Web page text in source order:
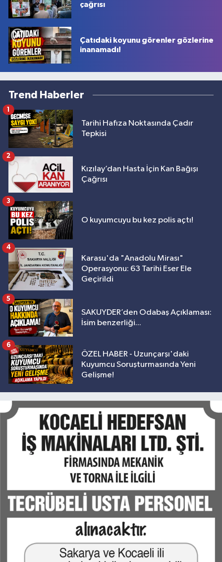
çağrısı
Çatıdaki koyunu görenler gözlerine
inanamadı!
Trend Haberler
Tarihi Hafıza Noktasında Çadır
Tepkisi
1
Kızılay’dan Hasta İçin Kan Bağışı
Çağrısı
2
O kuyumcuyu bu kez polis açtı!
3
Karasu'da "Anadolu Mirası"
Operasyonu: 63 Tarihi Eser Ele
Geçirildi
4
SAKUYDER’den Odabaş Açıklaması:
İsim benzerliği...
5
ÖZEL HABER - Uzunçarşı'daki
Kuyumcu Soruşturmasında Yeni
Gelişme!
6